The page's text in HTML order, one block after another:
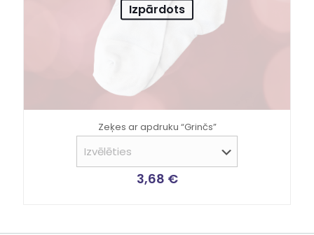
Izpārdots
Zeķes ar apdruku “Grinčs”
3,68 €